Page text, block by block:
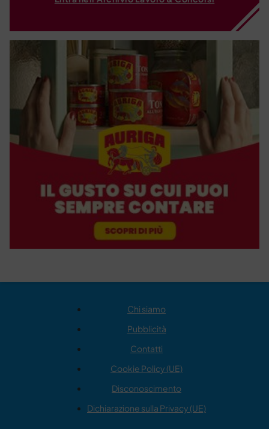
Chi siamo
Pubblicità
Contatti
Cookie Policy (UE)
Disconoscimento
Dichiarazione sulla Privacy (UE)